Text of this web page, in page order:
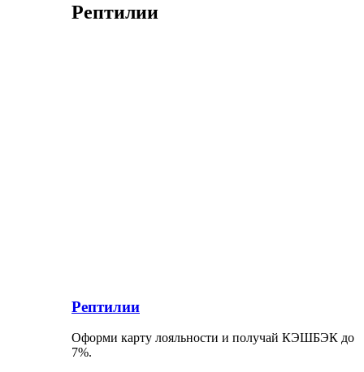
Рептилии
Рептилии
Оформи карту лояльности и получай КЭШБЭК до
7%.